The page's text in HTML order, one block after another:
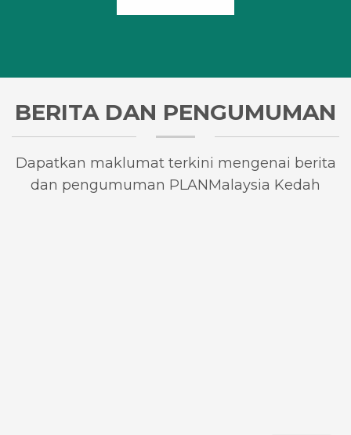
BERITA DAN PENGUMUMAN
Dapatkan maklumat terkini mengenai berita
dan pengumuman PLANMalaysia Kedah